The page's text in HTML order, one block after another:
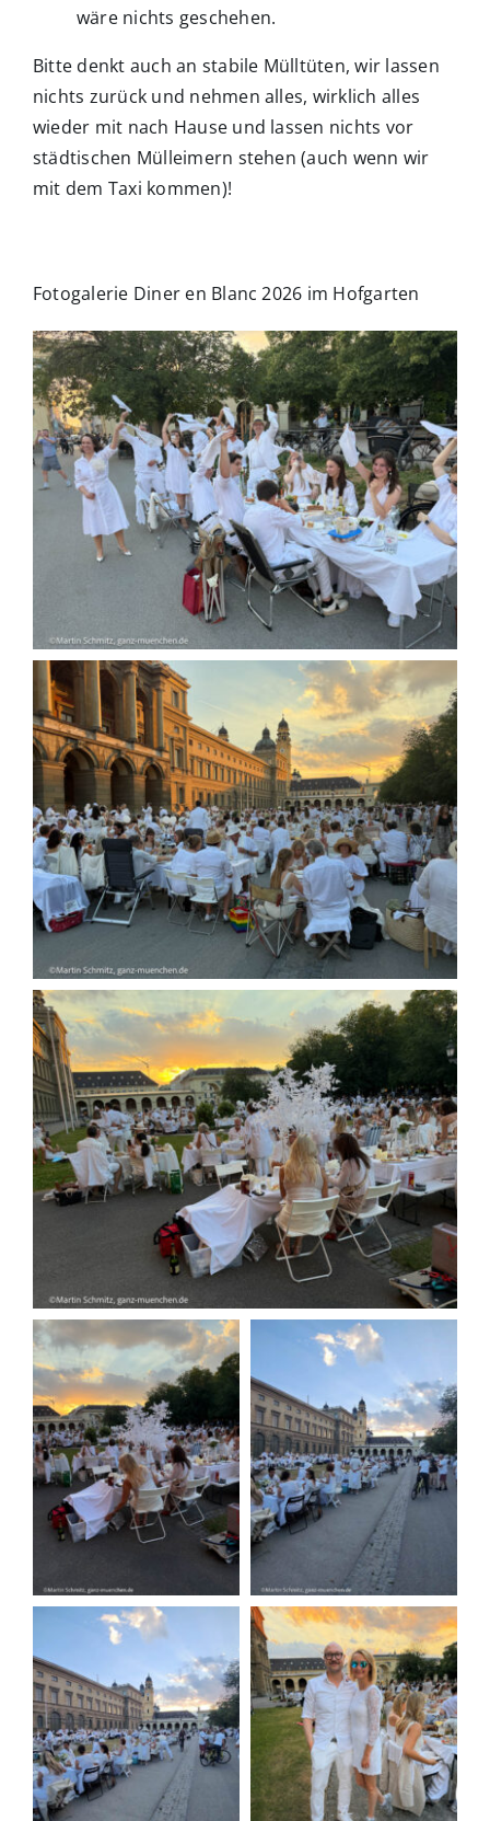
wäre nichts geschehen.
Bitte denkt auch an stabile Mülltüten, wir lassen
nichts zurück und nehmen alles, wirklich alles
wieder mit nach Hause und lassen nichts vor
städtischen Mülleimern stehen (auch wenn wir
mit dem Taxi kommen)!
Fotogalerie Diner en Blanc 2026 im Hofgarten